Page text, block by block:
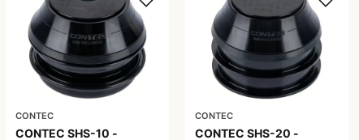
CONTEC
CONTEC SHS-10 -
CONTEC
CONTEC SHS-20 -